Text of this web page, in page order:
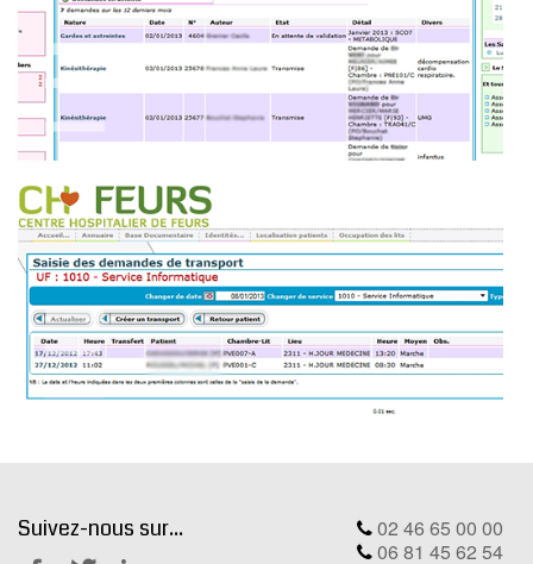
02 46 65 00 00
06 81 45 62 54
Suivez-nous sur...